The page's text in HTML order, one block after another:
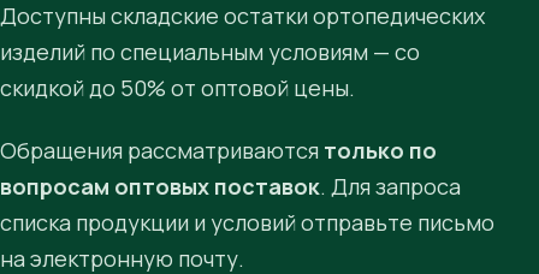
Доступны складские остатки ортопедических
изделий по специальным условиям — со
скидкой до 50% от оптовой цены.
Обращения рассматриваются только по
вопросам оптовых поставок. Для запроса
списка продукции и условий отправьте письмо
на электронную почту.